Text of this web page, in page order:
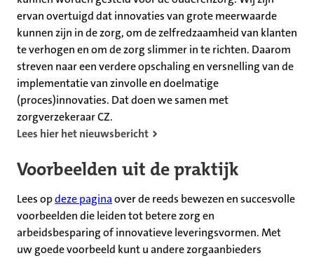
ervan overtuigd dat innovaties van grote meerwaarde
kunnen zijn in de zorg, om de zelfredzaamheid van klanten
te verhogen en om de zorg slimmer in te richten. Daarom
streven naar een verdere opschaling en versnelling van de
implementatie van zinvolle en doelmatige
(proces)innovaties. Dat doen we samen met
zorgverzekeraar CZ.
Lees hier het nieuwsbericht
Voorbeelden uit de praktijk
Lees opdeze paginaover de reeds bewezen en succesvolle
voorbeelden die leiden tot betere zorg en
arbeidsbesparing of innovatieve leveringsvormen. Met
uw goede voorbeeld kunt u andere zorgaanbieders